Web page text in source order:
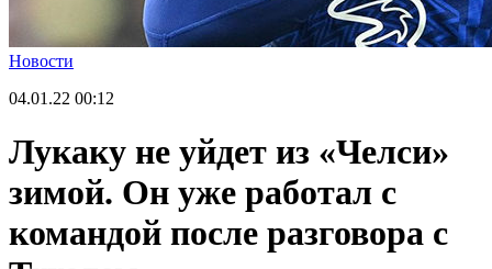
Новости
04.01.22 00:12
Лукаку не уйдет из «Челси»
зимой. Он уже работал с
командой после разговора с